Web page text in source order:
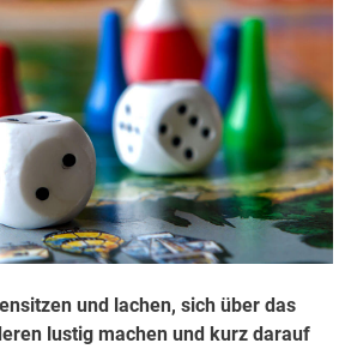
und lachen, sich über das
lustig machen und kurz darauf